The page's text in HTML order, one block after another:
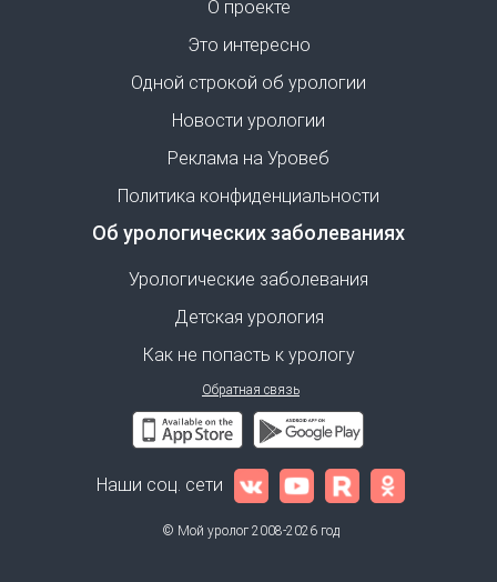
О проекте
Это интересно
Одной строкой об урологии
Новости урологии
Реклама на Уровеб
Политика конфиденциальности
Об урологических заболеваниях
Урологические заболевания
Детская урология
Как не попасть к урологу
Обратная связь
Наши соц. сети
© Мой уролог 2008-2026 год